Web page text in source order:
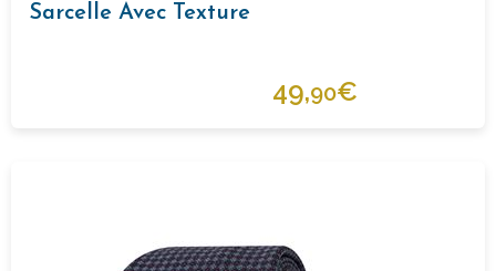
Sarcelle Avec Texture
49,90€